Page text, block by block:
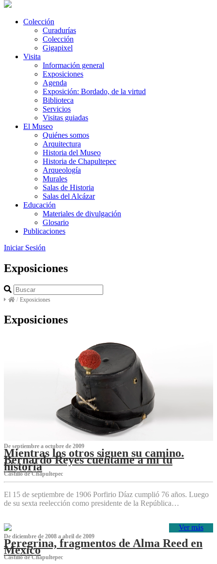
Colección
Curadurías
Colección
Gigapixel
Visita
Información general
Exposiciones
Agenda
Exposición: Bordado, de la virtud
Biblioteca
Servicios
Visitas guiadas
El Museo
Quiénes somos
Arquitectura
Historia del Museo
Historia de Chapultepec
Arqueología
Murales
Salas de Historia
Salas del Alcázar
Educación
Materiales de divulgación
Glosario
Publicaciones
Iniciar Sesión
Exposiciones
/ Exposiciones
Exposiciones
De septiembre a octubre de 2009
Mientras los otros siguen su camino.
Bernardo Reyes cuéntame a mí tu
historia
Castillo de Chapultepec
El 15 de septiembre de 1906 Porfirio Díaz cumplió 76 años. Luego
de su sexta reelección como presidente de la República…
Ver más
De diciembre de 2008 a abril de 2009
Peregrina, fragmentos de Alma Reed en
México
Castillo de Chapultepec